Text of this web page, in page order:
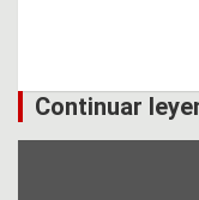
Continuar